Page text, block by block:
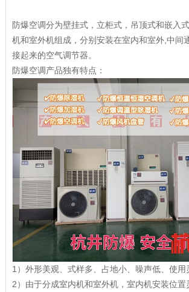
防爆空调分为壁挂式，立柜式，吊顶式和嵌入
机和室外机组成，分别安装在室内和室外,中间
接起来的空气调节器。
防爆空调产品独有特点：
1）外形美观、式样多、占地小、噪声低、使用
2）由于分成室内机和室外机，室内机安装位置